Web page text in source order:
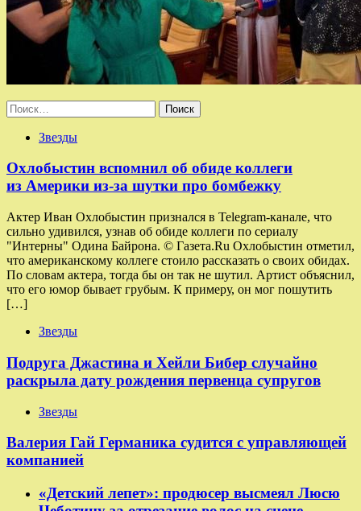
Найти:
Звезды
Охлобыстин вспомнил об обиде коллеги
из Америки из-за шутки про бомбежку
Актер Иван Охлобыстин признался в Telegram-канале, что
сильно удивился, узнав об обиде коллеги по сериалу
"Интерны" Одина Байрона. © Газета.Ru Охлобыстин отметил,
что американскому коллеге стоило рассказать о своих обидах.
По словам актера, тогда бы он так не шутил. Артист объяснил,
что его юмор бывает грубым. К примеру, он мог пошутить
[…]
Звезды
Подруга Джастина и Хейли Бибер случайно
раскрыла дату рождения первенца супругов
Звезды
Валерия Гай Германика судится с управляющей
компанией
«Детский лепет»: продюсер высмеял Люсю